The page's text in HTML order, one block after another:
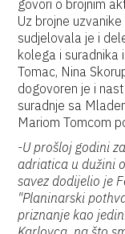
govori o brojnim
Uz brojne
sudjelovala je i
kolega i suradnika
Tomac, Nina
dogovoren je i
suradnje sa
Mariom Tomcom
-U prošloj godini
adriatica u dužini
savez dodijelio je
"Planinarski
priznanje kao